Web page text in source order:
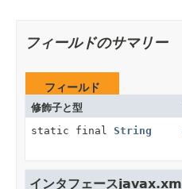
フィールドのサマリー
フィールド
修飾子と型
static final String
インタフェース